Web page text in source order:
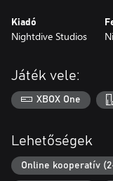
Kiadó
Nightdive Studios
Játék vele:
XBOX One
Lehetőségek
Online kooperatív